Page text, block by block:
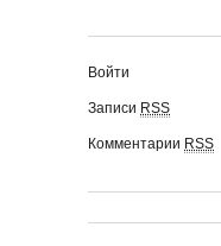
Войти
Записи RSS
Комментарии RSS